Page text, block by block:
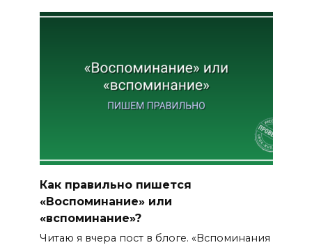
Как правильно пишется
«Воспоминание» или
«вспоминание»?
Читаю я вчера пост в блоге. «Вспоминания